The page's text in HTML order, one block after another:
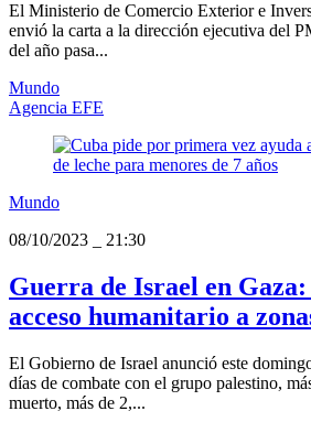
El Ministerio de Comercio Exterior e
envió la carta a la dirección ejecutiva del
del año pasa...
Mundo
Agencia EFE
Mundo
08/10/2023
21:30
Guerra de Israel en
acceso humanitario a
El Gobierno de Israel anunció este
días de combate con el grupo palestino,
muerto, más de 2,...